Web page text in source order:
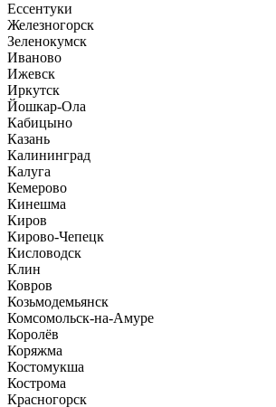
Ессентуки
Железногорск
Зеленокумск
Иваново
Ижевск
Иркутск
Йошкар-Ола
Кабицыно
Казань
Калининград
Калуга
Кемерово
Кинешма
Киров
Кирово-Чепецк
Кисловодск
Клин
Ковров
Козьмодемьянск
Комсомольск-на-Амуре
Королёв
Коряжма
Костомукша
Кострома
Красногорск